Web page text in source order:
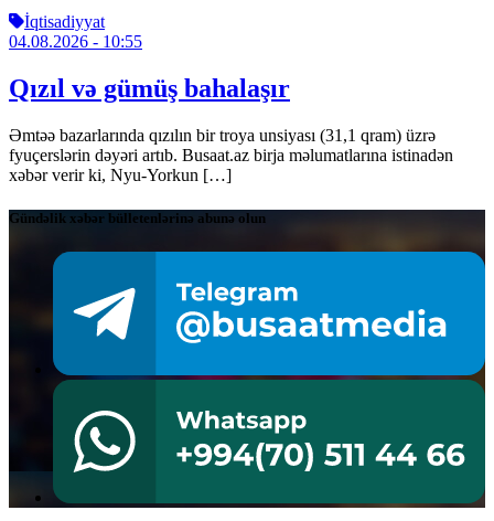
İqtisadiyyat
04.08.2026 - 10:55
Qızıl və gümüş bahalaşır
Əmtəə bazarlarında qızılın bir troya unsiyası (31,1 qram) üzrə
fyuçerslərin dəyəri artıb. Busaat.az birja məlumatlarına istinadən
xəbər verir ki, Nyu-Yorkun […]
Gündəlik xəbər bülletenlərinə abunə olun